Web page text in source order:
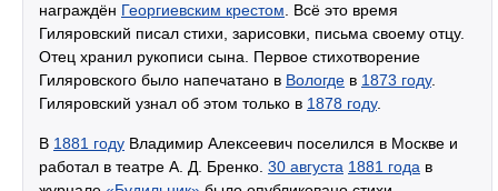
награждён Георгиевским крестом . Всё это время
Гиляровский писал стихи, зарисовки, письма своему отцу.
Отец хранил рукописи сына. Первое стихотворение
Гиляровского было напечатано в Вологде в 1873 году.
Гиляровский узнал об этом только в 1878 году.
В 1881 году Владимир Алексеевич поселился в Москве и
работал в театре А. Д. Бренко. 30 августа 1881 года в